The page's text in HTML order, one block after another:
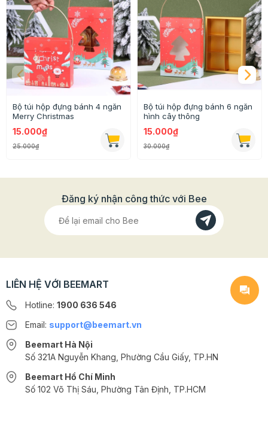
Bộ túi hộp đựng bánh 4 ngăn
Merry Christmas
15.000₫
25.000₫
Bộ túi hộp đựng bánh 6 ngăn
hình cây thông
15.000₫
30.000₫
Đăng ký nhận công thức với Bee
LIÊN HỆ VỚI BEEMART
Hotline: 1900 636 546
Email: support@beemart.vn
Beemart Hà Nội
Số 321A Nguyễn Khang, Phường Cầu Giấy, TP.HN
Beemart Hồ Chí Minh
Số 102 Võ Thị Sáu, Phường Tân Định, TP.HCM